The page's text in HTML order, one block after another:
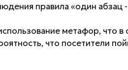
правила «один абзац
метафор, что
что посетители